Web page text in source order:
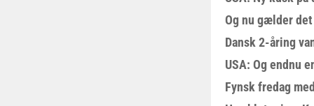
Og nu gælder
Dansk 2-åring
USA: Og endnu
Fynsk fredag